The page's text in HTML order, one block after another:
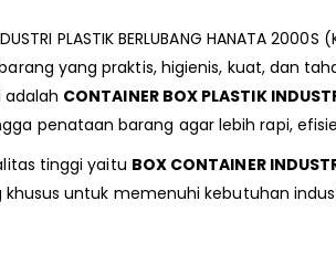
PLASTIK BERLUBANG HANATA
yang praktis, higienis, kuat, dan
adalah CONTAINER BOX PLASTIK
penataan barang agar lebih rapi,
tinggi yaitu BOX CONTAINER
untuk memenuhi kebutuhan